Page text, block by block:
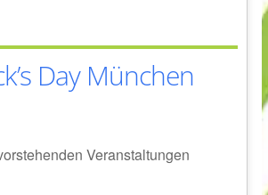
Day München
Veranstaltungen